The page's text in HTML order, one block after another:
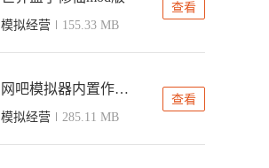
模拟经营 155.33 MB
查看
网吧模拟器内置作弊菜单中文版
模拟经营 285.11 MB
查看